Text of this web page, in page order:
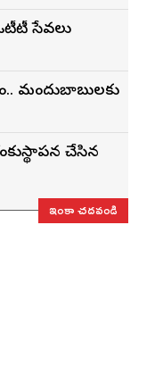
సేవలు
మందుబాబులకు
చేసిన
ఇంకా చదవండి